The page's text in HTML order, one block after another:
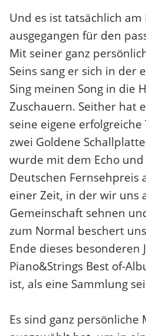
Und es ist tatsächlich
ausgegangen für den
Mit seiner ganz
Seins sang er sich in der
Sing meinen Song in die
Zuschauern. Seither hat
seine eigene erfolgreiche
zwei Goldene
wurde mit dem Echo
Deutschen Fernsehpreis
einer Zeit, in der wir uns
Gemeinschaft sehnen
zum Normal beschert
Ende dieses besonderen
Piano&Strings Best of-
ist, als eine Sammlung
Es sind ganz persönliche